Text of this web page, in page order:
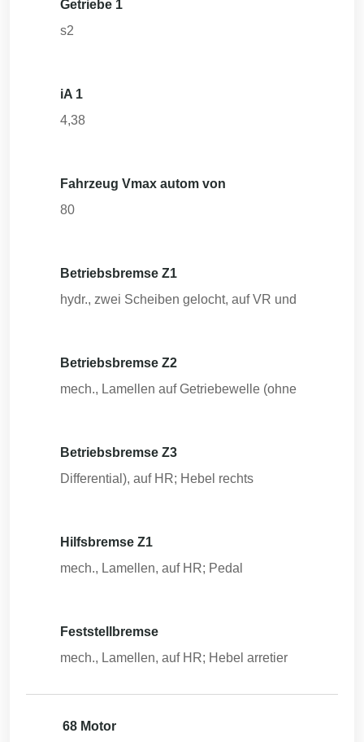
Getriebe 1
s2
iA 1
4,38
Fahrzeug Vmax autom von
80
Betriebsbremse Z1
hydr., zwei Scheiben gelocht, auf VR und
Betriebsbremse Z2
mech., Lamellen auf Getriebewelle (ohne
Betriebsbremse Z3
Differential), auf HR; Hebel rechts
Hilfsbremse Z1
mech., Lamellen, auf HR; Pedal
Feststellbremse
mech., Lamellen, auf HR; Hebel arretier
68 Motor